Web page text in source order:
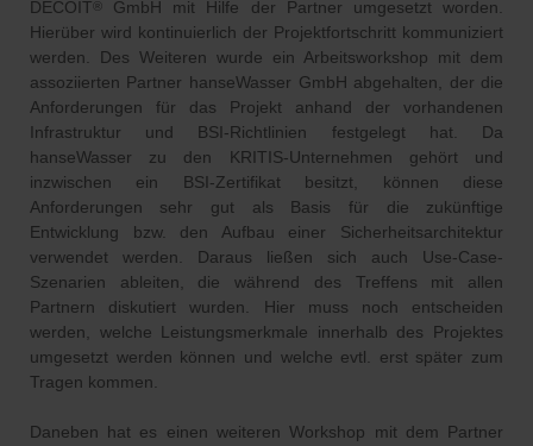
DECOIT ®
GmbH mit Hilfe der Partner umgesetzt worden.
Hierüber wird kontinuierlich der Projektfortschritt kommuniziert
werden. Des Weiteren wurde ein Arbeitsworkshop mit dem
assoziierten Partner hanseWasser GmbH abgehalten, der die
Anforderungen für das Projekt anhand der vorhandenen
Infrastruktur und BSI-Richtlinien festgelegt hat. Da
hanseWasser zu den KRITIS-Unternehmen gehört und
inzwischen ein BSI-Zertifikat besitzt, können diese
Anforderungen sehr gut als Basis für die zukünftige
Entwicklung bzw. den Aufbau einer Sicherheitsarchitektur
verwendet werden. Daraus ließen sich auch Use-Case-
Szenarien ableiten, die während des Treffens mit allen
Partnern diskutiert wurden. Hier muss noch entscheiden
werden, welche Leistungsmerkmale innerhalb des Projektes
umgesetzt werden können und welche evtl. erst später zum
Tragen kommen.
Daneben hat es einen weiteren Workshop mit dem Partner